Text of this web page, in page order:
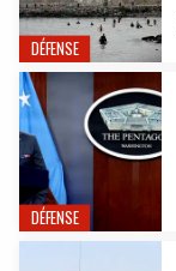
DÉFENSE
DÉFENSE